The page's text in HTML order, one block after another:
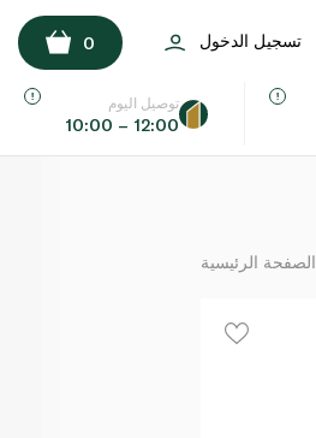
تسجيل الدخول 0
توصيل اليوم
10:00 – 12:00
الصفحة الرئيسية